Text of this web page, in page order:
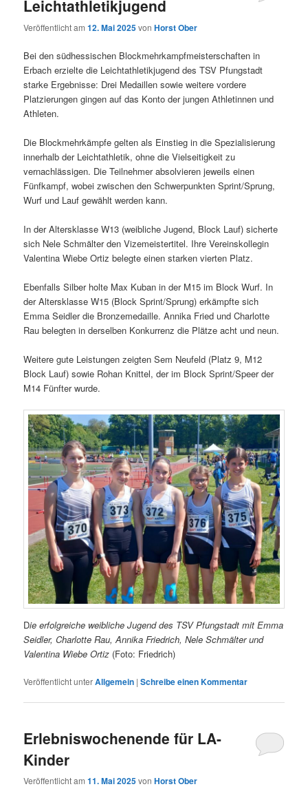
Leichtathletikjugend
Veröffentlicht am12. Mai 2025vonHorst Ober
Bei den südhessischen Blockmehrkampfmeisterschaften in
Erbach erzielte die Leichtathletikjugend des TSV Pfungstadt
starke Ergebnisse: Drei Medaillen sowie weitere vordere
Platzierungen gingen auf das Konto der jungen Athletinnen und
Athleten.
Die Blockmehrkämpfe gelten als Einstieg in die Spezialisierung
innerhalb der Leichtathletik, ohne die Vielseitigkeit zu
vernachlässigen. Die Teilnehmer absolvieren jeweils einen
Fünfkampf, wobei zwischen den Schwerpunkten Sprint/Sprung,
Wurf und Lauf gewählt werden kann.
In der Altersklasse W13 (weibliche Jugend, Block Lauf) sicherte
sich Nele Schmälter den Vizemeistertitel. Ihre Vereinskollegin
Valentina Wiebe Ortiz belegte einen starken vierten Platz.
Ebenfalls Silber holte Max Kuban in der M15 im Block Wurf. In
der Altersklasse W15 (Block Sprint/Sprung) erkämpfte sich
Emma Seidler die Bronzemedaille. Annika Fried und Charlotte
Rau belegten in derselben Konkurrenz die Plätze acht und neun.
Weitere gute Leistungen zeigten Sem Neufeld (Platz 9, M12
Block Lauf) sowie Rohan Knittel, der im Block Sprint/Speer der
M14 Fünfter wurde.
Die erfolgreiche weibliche Jugend des TSV Pfungstadt mit Emma
Seidler, Charlotte Rau, Annika Friedrich, Nele Schmälter und
Valentina Wiebe Ortiz (Foto: Friedrich)
Veröffentlicht unterAllgemein |Schreibe einen Kommentar
Erlebniswochenende für LA-
Kinder
Veröffentlicht am11. Mai 2025vonHorst Ober